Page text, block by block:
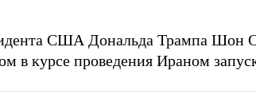
США Дональда Трампа Шон
в курсе проведения Ираном